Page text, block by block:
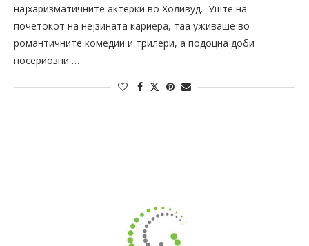
најхаризматичните актерки во Холивуд. Уште на
почетокот на нејзината кариера, таа уживаше во
романтичните комедии и трилери, а подоцна доби
посериозни …